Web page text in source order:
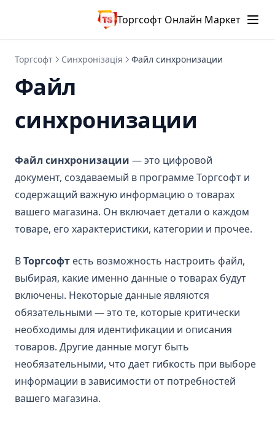
Торгсофт Онлайн Маркет
Торгсофт Синхронізація Файл синхронизации
Файл
синхронизации
Файл синхронизации — это цифровой
документ, создаваемый в программе Торгсофт и
содержащий важную информацию о товарах
вашего магазина. Он включает детали о каждом
товаре, его характеристики, категории и прочее.
ВТоргсофт есть возможность настроить файл,
выбирая, какие именно данные о товарах будут
включены. Некоторые данные являются
обязательными — это те, которые критически
необходимы для идентификации и описания
товаров. Другие данные могут быть
необязательными, что дает гибкость при выборе
информации в зависимости от потребностей
вашего магазина.